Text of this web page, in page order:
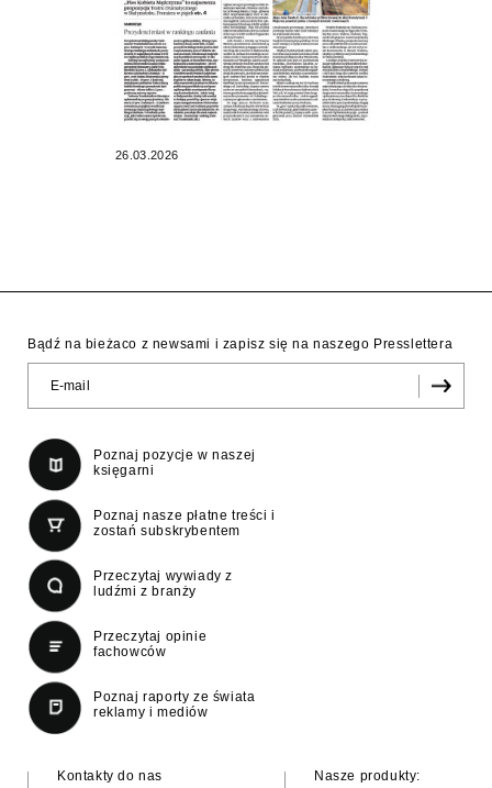
26.03.2026
Bądź na bieżaco z newsami i zapisz się na naszego Presslettera
Poznaj pozycje w naszej
księgarni
Poznaj nasze płatne treści i
zostań subskrybentem
Przeczytaj wywiady z
ludźmi z branży
Przeczytaj opinie
fachowców
Poznaj raporty ze świata
reklamy i mediów
Kontakty do nas
Nasze produkty: